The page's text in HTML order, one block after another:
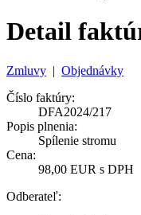
Detail
Zmluvy | Objednávky
Číslo faktúry:
DFA2024/217
Popis plnenia:
Spílenie stromu
Cena:
98,00 EUR s DPH
Odberateľ: